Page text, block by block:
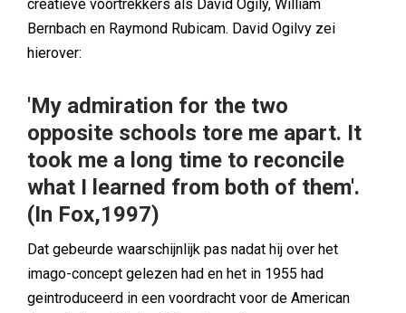
creatieve voortrekkers als David Ogily, William
Bernbach en Raymond Rubicam. David Ogilvy zei
hierover:
'My admiration for the two
opposite schools tore me apart. It
took me a long time to reconcile
what I learned from both of them'.
(In Fox,1997)
Dat gebeurde waarschijnlijk pas nadat hij over het
imago-concept gelezen had en het in 1955 had
geintroduceerd in een voordracht voor de American